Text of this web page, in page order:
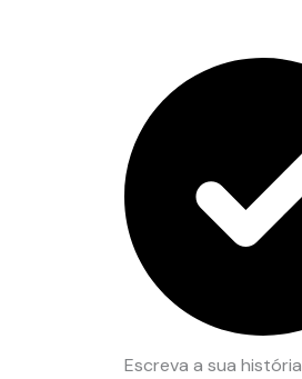
Escreva a sua história